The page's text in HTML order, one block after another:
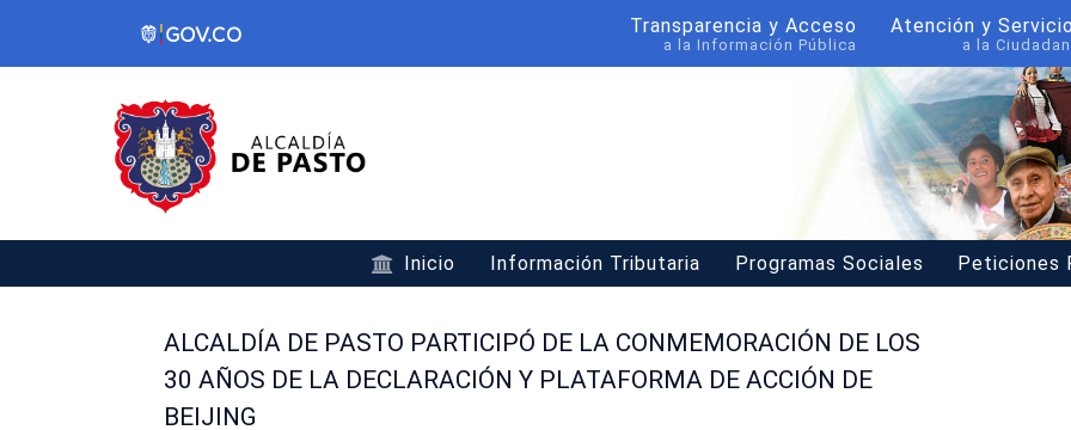
Transparencia y Acceso
a la Información Pública
Atención y
a la
Inicio Información Tributaria Programas Sociales Peticiones
ALCALDÍA DE PASTO PARTICIPÓ DE LA CONMEMORACIÓN DE LOS
30 AÑOS DE LA DECLARACIÓN Y PLATAFORMA DE ACCIÓN DE
BEIJING